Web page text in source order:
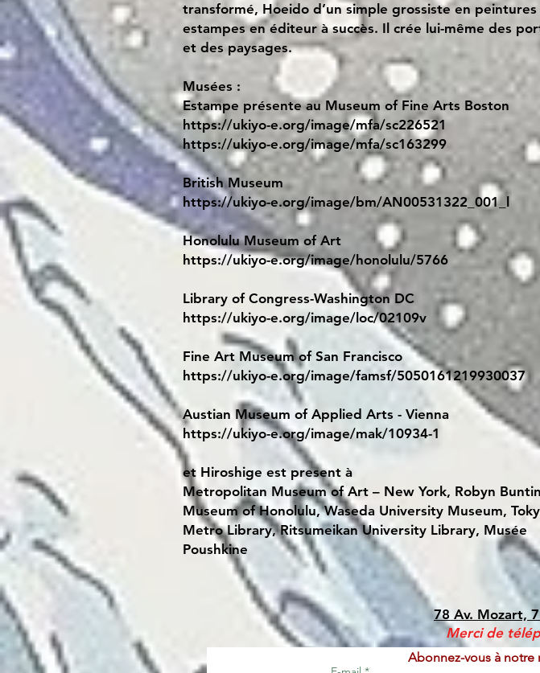
transformé, Hoeido d’un simple grossiste en
estampes en éditeur à succès. Il crée lui-même des
et des paysages.
Musées :
Estampe présente au Museum of Fine Arts Boston
https://ukiyo-e.org/image/mfa/sc226521
https://ukiyo-e.org/image/mfa/sc163299
British Museum
https://ukiyo-e.org/image/bm/AN00531322_001_l
Honolulu Museum of Art
https://ukiyo-e.org/image/honolulu/5766
Library of Congress-Washington DC
https://ukiyo-e.org/image/loc/02109v
Fine Art Museum of San Francisco
https://ukiyo-e.org/image/famsf/5050161219930037
Austian Museum of Applied Arts - Vienna
https://ukiyo-e.org/image/mak/10934-1
et Hiroshige est present à
Metropolitan Museum of Art – New York, Robyn Buntin
Museum of Honolulu, Waseda University Museum,
Metro Library, Ritsumeikan University Library, Musée
Poushkine
78 Av. Mozart,
Merci de
Abonnez-vous à notre